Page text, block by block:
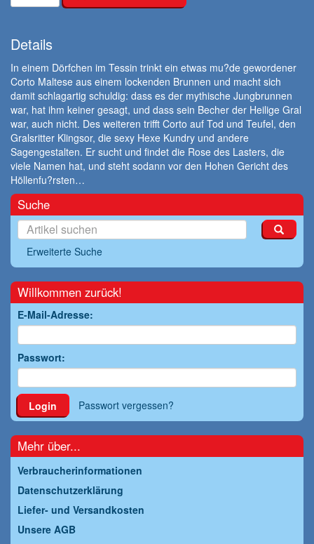
Details
In einem Dörfchen im Tessin trinkt ein etwas mu?de gewordener
Corto Maltese aus einem lockenden Brunnen und macht sich
damit schlagartig schuldig: dass es der mythische Jungbrunnen
war, hat ihm keiner gesagt, und dass sein Becher der Heilige Gral
war, auch nicht. Des weiteren trifft Corto auf Tod und Teufel, den
Gralsritter Klingsor, die sexy Hexe Kundry und andere
Sagengestalten. Er sucht und findet die Rose des Lasters, die
viele Namen hat, und steht sodann vor den Hohen Gericht des
Höllenfu?rsten…
Suche
Erweiterte Suche
Willkommen zurück!
E-Mail-Adresse:
Passwort:
Login Passwort vergessen?
Mehr über...
Verbraucherinformationen
Datenschutzerklärung
Liefer- und Versandkosten
Unsere AGB